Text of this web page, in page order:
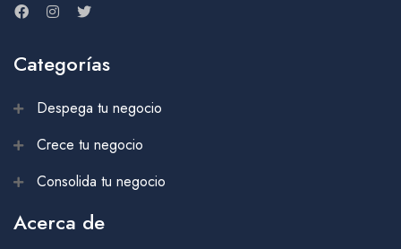
Categorías
Despega tu negocio
Crece tu negocio
Consolida tu negocio
Acerca de